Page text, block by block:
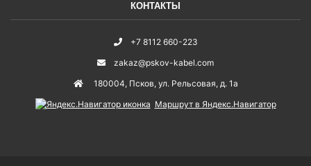
КОНТАКТЫ
+7 8112 660-223
zakaz@pskov-kabel.com
180004, Псков, ул. Рельсовая, д. 1а
Маршрут в Яндекс.Навигатор